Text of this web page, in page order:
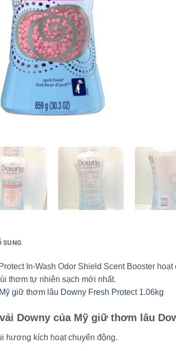
SUNG
In-Wash Odor Shield Scent Booster
thơm tự nhiên sạch mới nhất.
Downy của Mỹ giữ thơm lâu
hương kích hoạt chuyển động.